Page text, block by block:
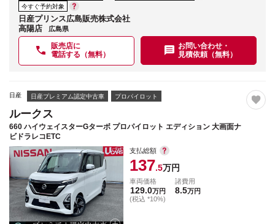
今すぐ予約対象
日産プリンス広島販売株式会社
高陽店
広島県
販売店に
電話する（無料）
お問い合わせ・
見積依頼（無料）
日産 日産プレミアム認定中古車 プロパイロット
ルークス
660 ハイウェイスターGターボ プロパイロット エディション 大画面ナ
ビドラレコETC
支払総額
137.5万円
車両価格
129.0万円
(税込 *10%)
諸費用
8.5万円